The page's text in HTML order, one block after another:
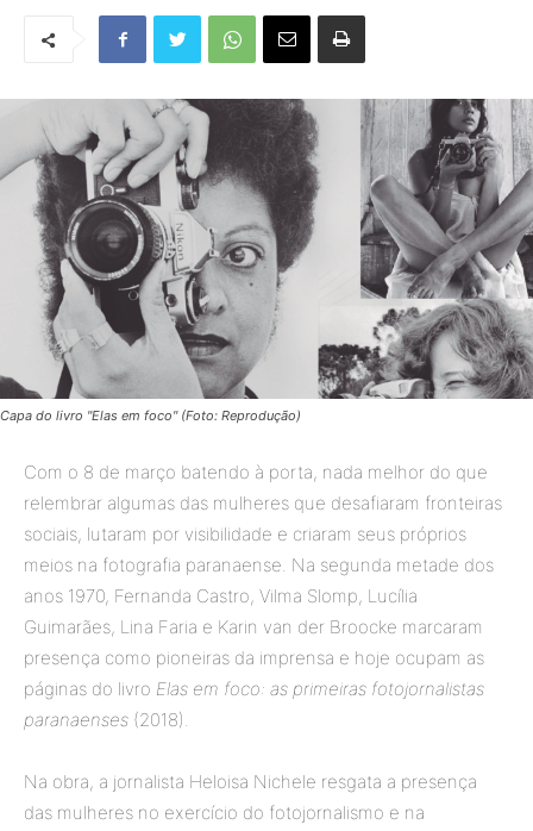
Capa do livro "Elas em foco" (Foto: Reprodução)
Com o 8 de março batendo à porta, nada melhor do que
relembrar algumas das mulheres que desafiaram fronteiras
sociais, lutaram por visibilidade e criaram seus próprios
meios na fotografia paranaense. Na segunda metade dos
anos 1970, Fernanda Castro, Vilma Slomp, Lucília
Guimarães, Lina Faria e Karin van der Broocke marcaram
presença como pioneiras da imprensa e hoje ocupam as
páginas do livro Elas em foco: as primeiras fotojornalistas
paranaenses (2018).
Na obra, a jornalista Heloisa Nichele resgata a presença
das mulheres no exercício do fotojornalismo e na